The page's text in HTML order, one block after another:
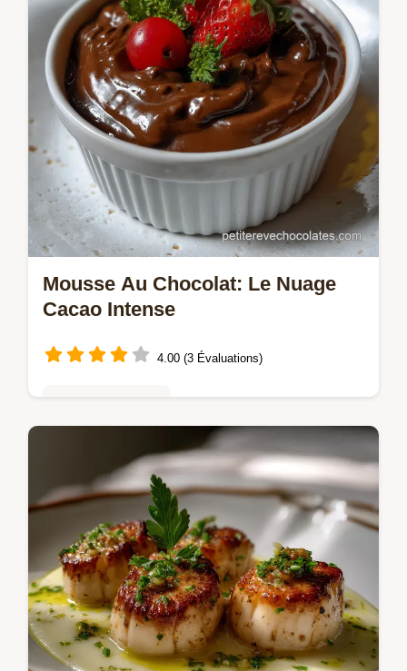
pour vos pâtisseries.
Mousse Au Chocolat: Le Nuage
Cacao Intense
4.00 (3 Évaluations)
Découvrez cette mousse au chocolat
aérienne avec une émulsion de précision.
Notre recette mousse au chocolat facile et
rapide garantit une structure parfaite.